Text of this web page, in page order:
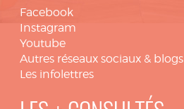
Facebook
Instagram
Youtube
Autres réseaux sociaux & blogs
Les infolettres